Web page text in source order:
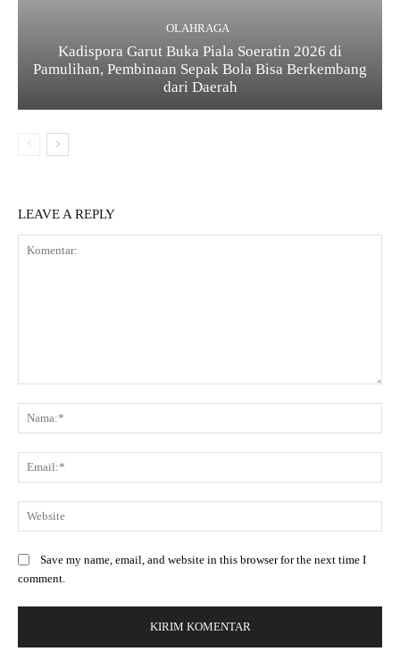
OLAHRAGA
Kadispora Garut Buka Piala Soeratin 2026 di
Pamulihan, Pembinaan Sepak Bola Bisa Berkembang
dari Daerah
LEAVE A REPLY
Save my name, email, and website in this browser for the next time I
comment.